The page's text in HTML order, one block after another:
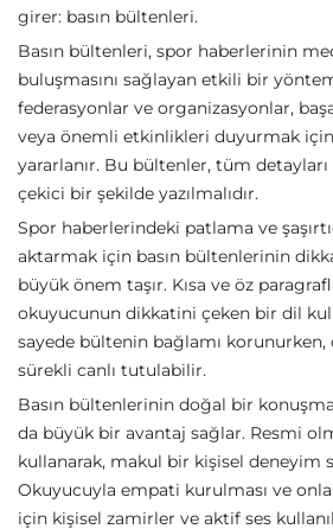
girer: basın bültenleri.
Basın bültenleri, spor haberlerinin
buluşmasını sağlayan etkili bir
federasyonlar ve organizasyonlar,
veya önemli etkinlikleri duyurmak
yararlanır. Bu bültenler, tüm
çekici bir şekilde yazılmalıdır.
Spor haberlerindeki patlama ve
aktarmak için basın bültenlerinin
büyük önem taşır. Kısa ve öz
okuyucunun dikkatini çeken bir dil
sayede bültenin bağlamı
sürekli canlı tutulabilir.
Basın bültenlerinin doğal bir konuşma
da büyük bir avantaj sağlar. Resmi
kullanarak, makul bir kişisel deneyim
Okuyucuyla empati kurulması ve
için kişisel zamirler ve aktif ses